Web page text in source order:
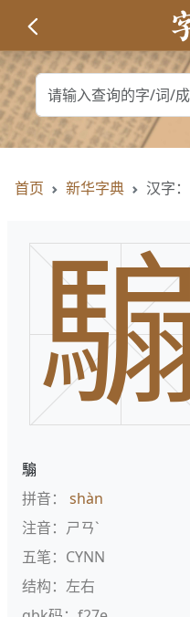
首页 新华字典 汉字
騸
拼音： shàn
注音：ㄕㄢˋ
五笔：CYNN
结构：左右